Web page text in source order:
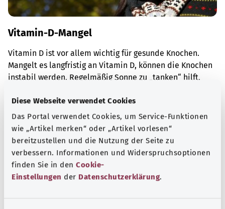
Diese Webseite verwendet Cookies
Das Portal verwendet Cookies, um Service-Funktionen
wie „Artikel merken“ oder „Artikel vorlesen“
bereitzustellen und die Nutzung der Seite zu
verbessern. Informationen und Widerspruchsoptionen
finden Sie in den Cookie-
Einstellungen der Datenschutzerklärung.
Vitamin-D-Mangel
Vitamin D ist vor allem wichtig für gesunde Knochen.
Mangelt es langfristig an Vitamin D, können die Knochen
instabil werden. Regelmäßig Sonne zu „tanken“ hilft,